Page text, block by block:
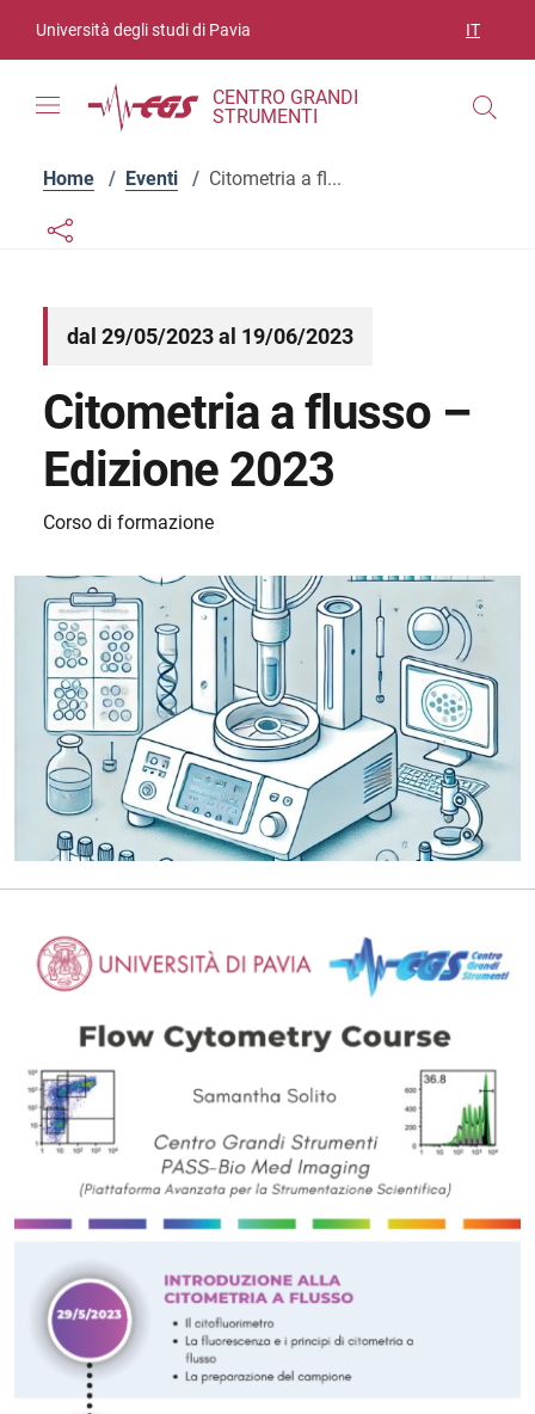
Università degli studi di Pavia IT
CENTRO GRANDI
STRUMENTI
Home / Eventi / Citometria a fl...
Links condivisione social
Bottone condivisione social
dal 29/05/2023 al 19/06/2023
Citometria a flusso –
Edizione 2023
Corso di formazione
Descrizione evento